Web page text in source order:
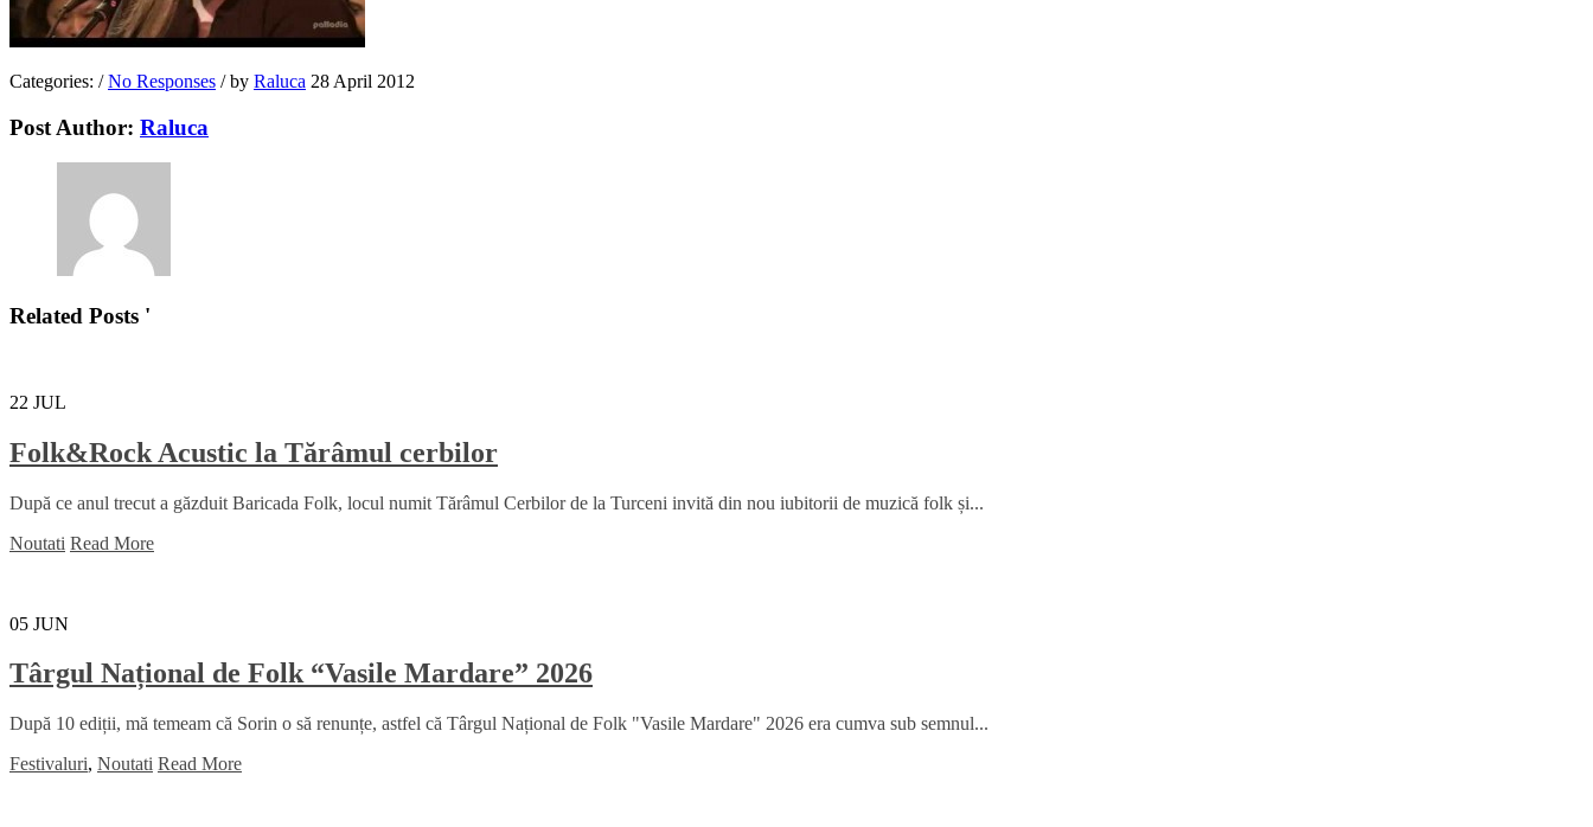
Categories: / No Responses /by Raluca 28 April 2012
Post Author: Raluca
Related Posts '
22 JUL
Folk&Rock Acustic la Tărâmul cerbilor
După ce anul trecut a găzduit Baricada Folk, locul numit Tărâmul Cerbilor de la Turceni invită din nou iubitorii de muzică folk și...
Noutati Read More
05 JUN
Târgul Național de Folk “Vasile Mardare” 2026
După 10 ediții, mă temeam că Sorin o să renunțe, astfel că Târgul Național de Folk "Vasile Mardare" 2026 era cumva sub semnul...
Festivaluri, Noutati Read More